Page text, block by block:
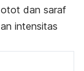
otot dan saraf
intensitas